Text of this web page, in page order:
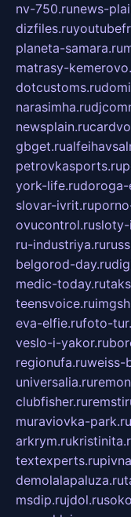
nv-750.runews-
dizfiles.ru
planeta-samara.ru
matrasy-
dotcustoms.ru
narasimha.ru
newsplain.ru
gbget.ru
petrovkasports.ru
york-life.rudoroga-
slovar-ivrit.ru
ovucontrol.ru
ru-industriya.ru
belgorod-day.ru
medic-today.ru
teensvoice.ru
eva-elfie.rufoto-
veslo-i-yakor.ru
regionufa.ruweiss-
universalia.ru
clubfisher.ru
muraviovka-park.ru
arkrym.ru
textexperts.ru
demolalapaluza.ru
msdip.rujdol.ru